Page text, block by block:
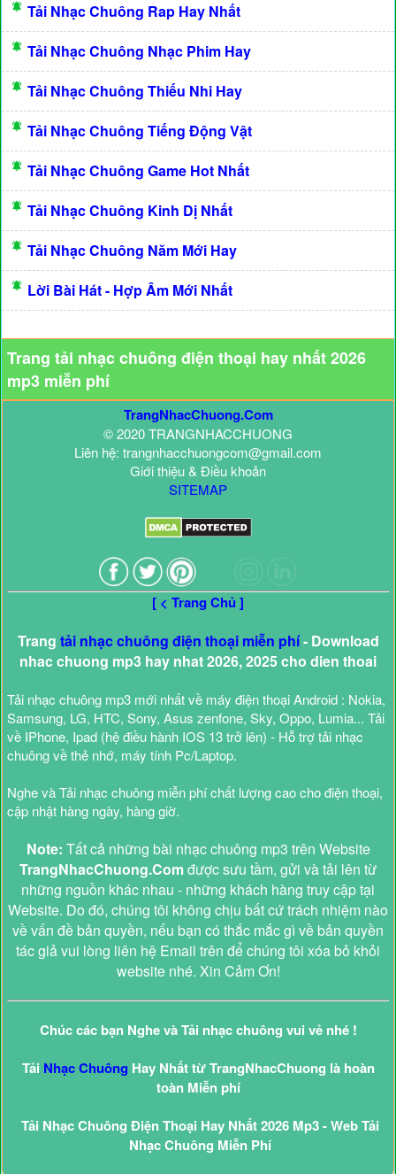
Tải Nhạc Chuông Rap Hay Nhất
Tải Nhạc Chuông Nhạc Phim Hay
Tải Nhạc Chuông Thiếu Nhi Hay
Tải Nhạc Chuông Tiếng Động Vật
Tải Nhạc Chuông Game Hot Nhất
Tải Nhạc Chuông Kinh Dị Nhất
Tải Nhạc Chuông Năm Mới Hay
Lời Bài Hát - Hợp Âm Mới Nhất
Trang tải nhạc chuông điện thoại hay nhất 2026
mp3 miễn phí
TrangNhacChuong.Com
© 2020 TRANGNHACCHUONG
Liên hệ: trangnhacchuongcom@gmail.com
Giới thiệu & Điều khoản
SITEMAP
[ < Trang Chủ ]
Trang tải nhạc chuông điện thoại miễn phí- Download
nhac chuong mp3 hay nhat 2026, 2025 cho dien thoai
Tải nhạc chuông mp3 mới nhất về máy điện thoại Android : Nokia,
Samsung, LG, HTC, Sony, Asus zenfone, Sky, Oppo, Lumia... Tải
về IPhone, Ipad (hệ điều hành IOS 13 trở lên) - Hỗ trợ tải nhạc
chuông về thẻ nhớ, máy tính Pc/Laptop.
Nghe và Tải nhạc chuông miễn phí chất lượng cao cho điện thoại,
cập nhật hàng ngày, hàng giờ.
Note: Tất cả những bài nhạc chuông mp3 trên Website
TrangNhacChuong.Comđược sưu tầm, gửi và tải lên từ
những nguồn khác nhau - những khách hàng truy cập tại
Website. Do đó, chúng tôi không chịu bất cứ trách nhiệm nào
về vấn đề bản quyền, nếu bạn có thắc mắc gì về bản quyền
tác giả vui lòng liên hệ Email trên để chúng tôi xóa bỏ khỏi
website nhé. Xin Cảm Ơn!
Chúc các bạn Nghe và Tải nhạc chuông vui vẻ nhé !
Tải Nhạc Chuông Hay Nhất từ TrangNhacChuong là hoàn
toàn Miễn phí
Tải Nhạc Chuông Điện Thoại Hay Nhất 2026 Mp3 - Web Tải
Nhạc Chuông Miễn Phí